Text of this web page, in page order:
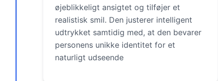
øjeblikkeligt ansigtet og tilføjer et
realistisk smil. Den justerer intelligent
udtrykket samtidig med, at den bevarer
personens unikke identitet for et
naturligt udseende